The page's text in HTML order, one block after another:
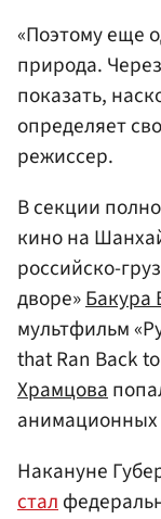
«Поэтому еще
природа.
показать,
определяет
режиссер.
В секции
кино на
российско-
дворе»Бакура
мультфильм
that Ran Back
Храмцова
Накануне
стал